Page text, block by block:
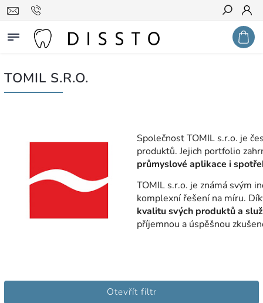
Hledat
TOMIL S.R.O.
Společnost TOMIL s.r.o. je
produktů. Jejich portfolio
průmyslové aplikace i
TOMIL s.r.o. je známá svým
komplexní řešení na míru.
kvalitu svých produktů a
příjemnou a úspěšnou
Otevřít filtr